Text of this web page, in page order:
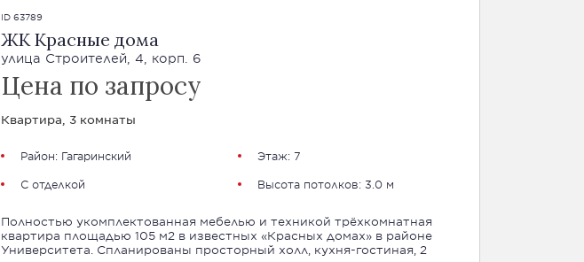
ID 63789
ЖК Красные дома
улица Строителей, 4, корп. 6
Цена по запросу
Квартира, 3 комнаты
Район: Гагаринский
Этаж: 7
С отделкой
Высота потолков: 3.0 м
Полностью укомплектованная мебелью и техникой трёхкомнатная
квартира площадью 105 м2 в известных «Красных домах» в районе
Университета. Спланированы просторный холл, кухня-гостиная, 2